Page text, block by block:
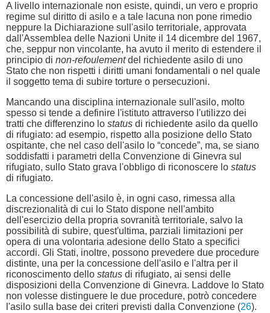
A livello internazionale non esiste, quindi, un vero e proprio
regime sul diritto di asilo e a tale lacuna non pone rimedio
neppure la Dichiarazione sull'asilo territoriale, approvata
dall'Assemblea delle Nazioni Unite il 14 dicembre del 1967,
che, seppur non vincolante, ha avuto il merito di estendere il
principio di non-refoulementdel richiedente asilo di uno
Stato che non rispetti i diritti umani fondamentali o nel quale
il soggetto tema di subire torture o persecuzioni.
Mancando una disciplina internazionale sull'asilo, molto
spesso si tende a definire l'istituto attraverso l'utilizzo dei
tratti che differenzino lo status di richiedente asilo da quello
di rifugiato: ad esempio, rispetto alla posizione dello Stato
ospitante, che nel caso dell'asilo lo “concede”, ma, se siano
soddisfatti i parametri della Convenzione di Ginevra sul
rifugiato, sullo Stato grava l'obbligo di riconoscere lo status
di rifugiato.
La concessione dell'asilo è, in ogni caso, rimessa alla
discrezionalità di cui lo Stato dispone nell'ambito
dell'esercizio della propria sovranità territoriale, salvo la
possibilità di subire, quest'ultima, parziali limitazioni per
opera di una volontaria adesione dello Stato a specifici
accordi. Gli Stati, inoltre, possono prevedere due procedure
distinte, una per la concessione dell'asilo e l'altra per il
riconoscimento dello status di rifugiato, ai sensi delle
disposizioni della Convenzione di Ginevra. Laddove lo Stato
non volesse distinguere le due procedure, potrò concedere
l'asilo sulla base dei criteri previsti dalla Convenzione (26).